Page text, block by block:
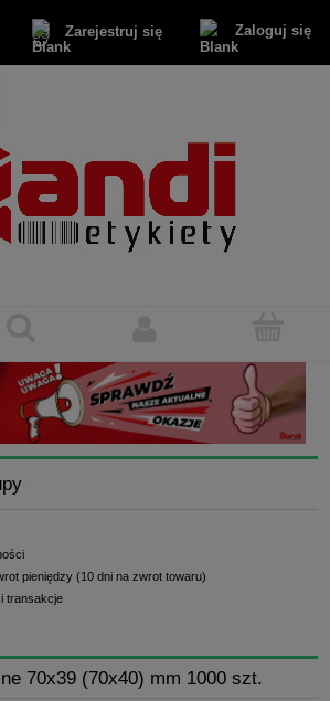
Zarejestruj się Zaloguj się
pieniędzy (10 dni na zwrot towaru)
transakcje
70x39 (70x40) mm 1000 szt.